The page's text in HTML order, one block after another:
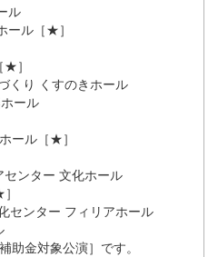
ル
ール［★］
］
くり くすのきホール
ール
ール［★］
ンター 文化ホール
センター フィリアホール
金対象公演］です。